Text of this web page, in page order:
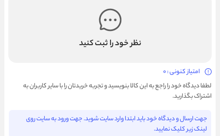
نظر خود را ثبت کنید
امتیاز کنونی : 0
لطفا دیدگاه خود را راجع به این کالا بنویسید و تجربه خریدتان را با سایر کاربران به
اشتراک بگذارید.
جهت ارسال و دیدگاه خود باید ابتدا وارد سایت شوید. جهت ورود به سایت روی
لینک زیر کلیک نمایید.